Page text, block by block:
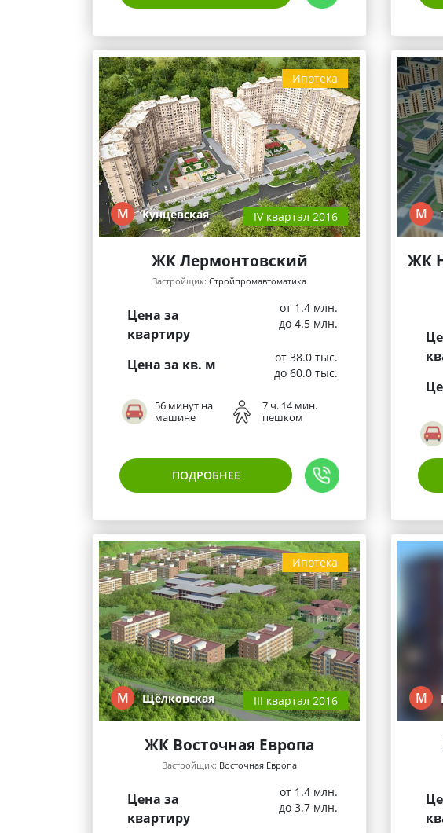
Ипотека
М Кунцевская IV квартал 2016
ЖК Лермонтовский
Застройщик: Стройпромавтоматика
Цена за
квартиру
от 1.4 млн.
до 4.5 млн.
Цена за кв. м
от 38.0 тыс.
до 60.0 тыс.
56 минут на
машине
7 ч. 14 мин.
пешком
ПОДРОБНЕЕ
М
ЖК
Ипотека
М Щёлковская III квартал 2016
ЖК Восточная Европа
Застройщик: Восточная Европа
Цена за
квартиру
от 1.4 млн.
до 3.7 млн.
М